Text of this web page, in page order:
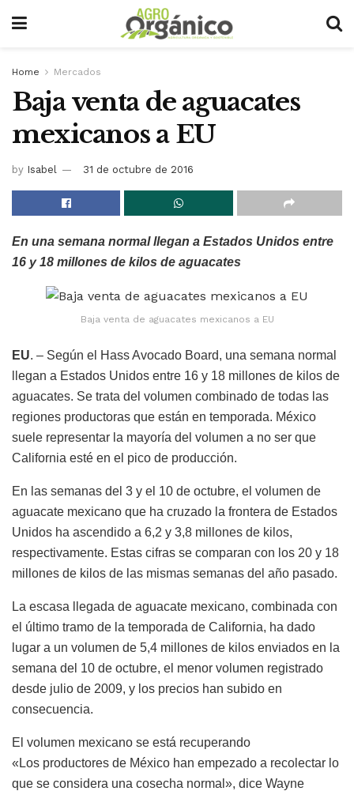
Home Mercados
Baja venta de aguacates
mexicanos a EU
by Isabel 31 de octubre de 2016
En una semana normal llegan a Estados Unidos entre
16 y 18 millones de kilos de aguacates
Baja venta de aguacates mexicanos a EU
EU. – Según el Hass Avocado Board, una semana normal
llegan a Estados Unidos entre 16 y 18 millones de kilos de
aguacates. Se trata del volumen combinado de todas las
regiones productoras que están en temporada. México
suele representar la mayoría del volumen a no ser que
California esté en el pico de producción.
En las semanas del 3 y el 10 de octubre, el volumen de
aguacate mexicano que ha cruzado la frontera de Estados
Unidos ha ascendido a 6,2 y 3,8 millones de kilos,
respectivamente. Estas cifras se comparan con los 20 y 18
millones de kilos de las mismas semanas del año pasado.
La escasa llegada de aguacate mexicano, combinada con
el último tramo de la temporada de California, ha dado
lugar a un volumen de 5,4 millones de kilos enviados en la
semana del 10 de octubre, el menor volumen registrado
desde julio de 2009, y los precios han subido en
consecuencia.
El volumen mexicano se está recuperando
«Los productores de México han empezado a recolectar lo
que se considera una cosecha normal», dice Wayne